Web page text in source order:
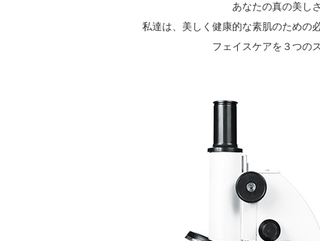
あなたの真の美し
私達は、美しく健康的な素肌のための
フェイスケアを３つの